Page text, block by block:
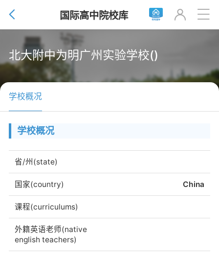
 国际高中院校库  
北大附中为明广州实验学校()
学校概况
学校概况
省/州(state)
国家(country) China
课程(curriculums)
外籍英语老师(native
english teachers)